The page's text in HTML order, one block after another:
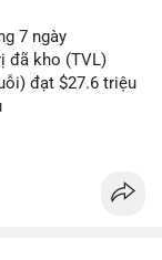
7 ngày
đã kho (TVL)
đạt $27.6 triệu